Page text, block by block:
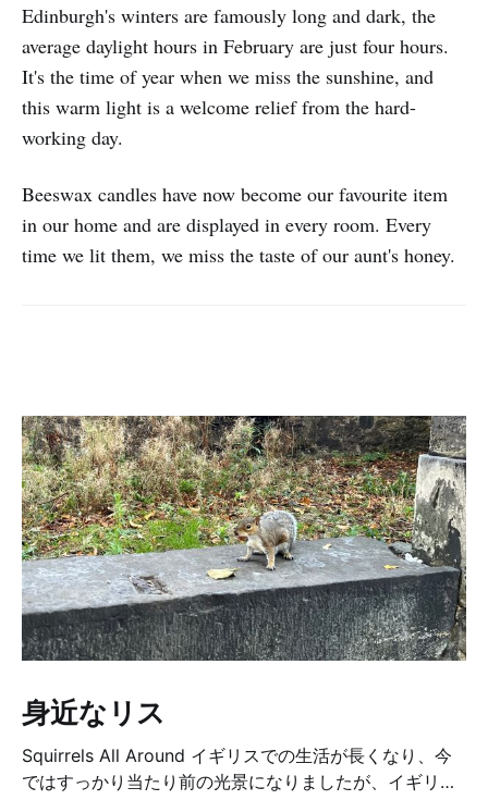
Edinburgh's winters are famously long and dark, the
average daylight hours in February are just four hours.
It's the time of year when we miss the sunshine, and
this warm light is a welcome relief from the hard-
working day.
Beeswax candles have now become our favourite item
in our home and are displayed in every room. Every
time we lit them, we miss the taste of our aunt's honey.
身近なリス
Squirrels All Around イギリスでの生活が長くなり、今
ではすっかり当たり前の光景になりましたが、イギリス